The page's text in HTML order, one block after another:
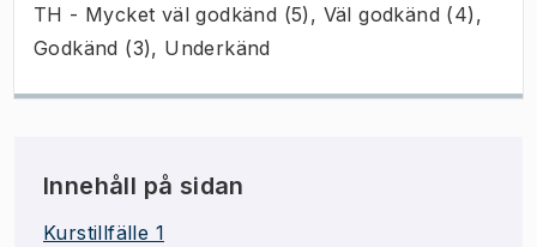
TH - Mycket väl godkänd (5), Väl godkänd (4),
Godkänd (3), Underkänd
Innehåll på sidan
Kurstillfälle 1